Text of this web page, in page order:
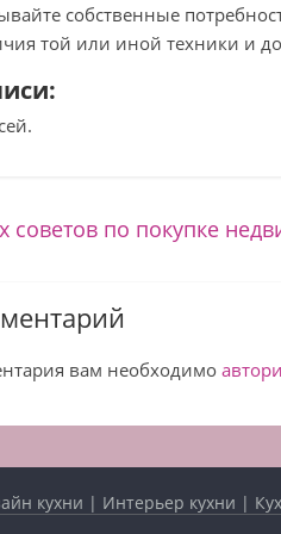
собственные
той или иной техники и
советов по покупке
вам необходимо
кухни | Интерьер кухни |